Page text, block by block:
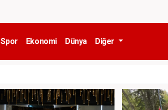
Spor Ekonomi Dünya Diğer